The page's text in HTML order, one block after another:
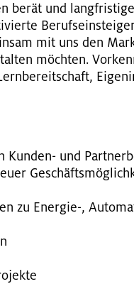
berät und
mit uns den
möch­ten.
und
zu En­er­gie-,